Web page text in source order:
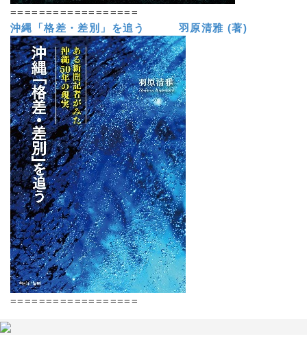
==================
沖縄「格差・差別」を追う 羽原清雅 (著)
==================